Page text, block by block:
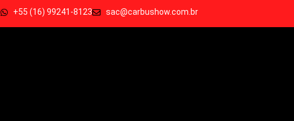
+55 (16) 99241-8123 sac@carbushow.com.br